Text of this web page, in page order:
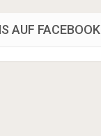
AUF FACEBOOK